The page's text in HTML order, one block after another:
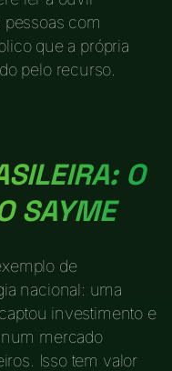
com
que a própria
pelo recurso.
O
SAYME
de
nacional: uma
investimento e
mercado
Isso tem valor